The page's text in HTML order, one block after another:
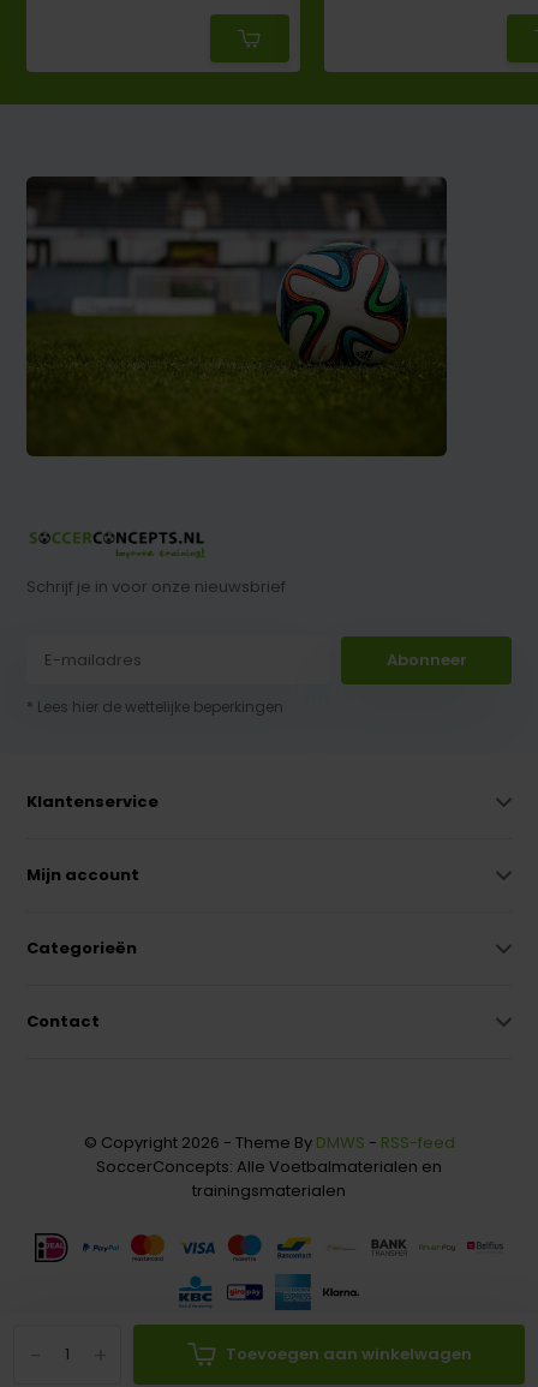
Toevoegen aan winkelwagen
Schrijf je in voor onze nieuwsbrief
Abonneer
* Lees hier de wettelijke beperkingen
Klantenservice
Mijn account
Categorieën
Contact
© Copyright 2026 - Theme By DMWS - RSS-feed
SoccerConcepts: Alle Voetbalmaterialen en
trainingsmaterialen